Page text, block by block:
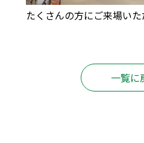
たくさんの方にご来場いた
一覧に